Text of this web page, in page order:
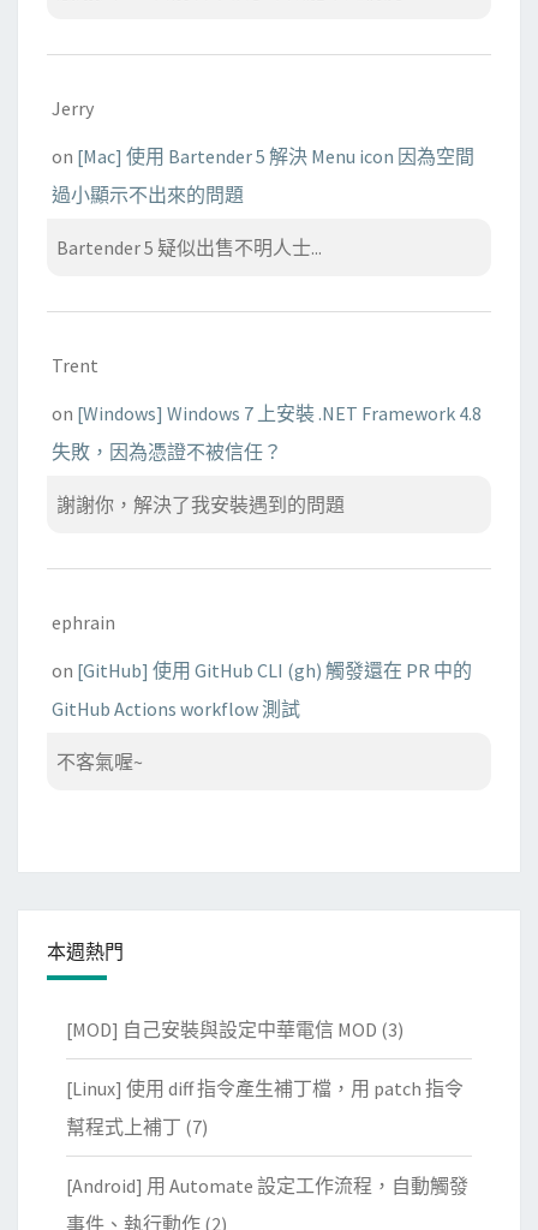
Jerry
on [Mac] 使用 Bartender 5 解決 Menu icon 因為空間
過小顯示不出來的問題
Bartender 5 疑似出售不明人士...
Trent
on [Windows] Windows 7 上安裝 .NET Framework 4.8
失敗，因為憑證不被信任？
謝謝你，解決了我安裝遇到的問題
ephrain
on [GitHub] 使用 GitHub CLI (gh) 觸發還在 PR 中的
GitHub Actions workflow 測試
不客氣喔~
本週熱門
[MOD] 自己安裝與設定中華電信 MOD (3)
[Linux] 使用 diff 指令產生補丁檔，用 patch 指令
幫程式上補丁 (7)
[Android] 用 Automate 設定工作流程，自動觸發
事件、執行動作 (2)